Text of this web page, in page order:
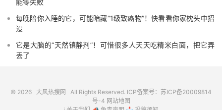
能零失败
每晚陪你入睡的它，可能暗藏“1级致癌物”！快看看你家枕头中招
没
它是大脑的“天然镇静剂”！可惜很多人天天吃精米白面，把它弄
丢了
© 2026 大风热搜网 All Rights Reserved. ICP备案号： 苏ICP备20009814
号-4 网站地图